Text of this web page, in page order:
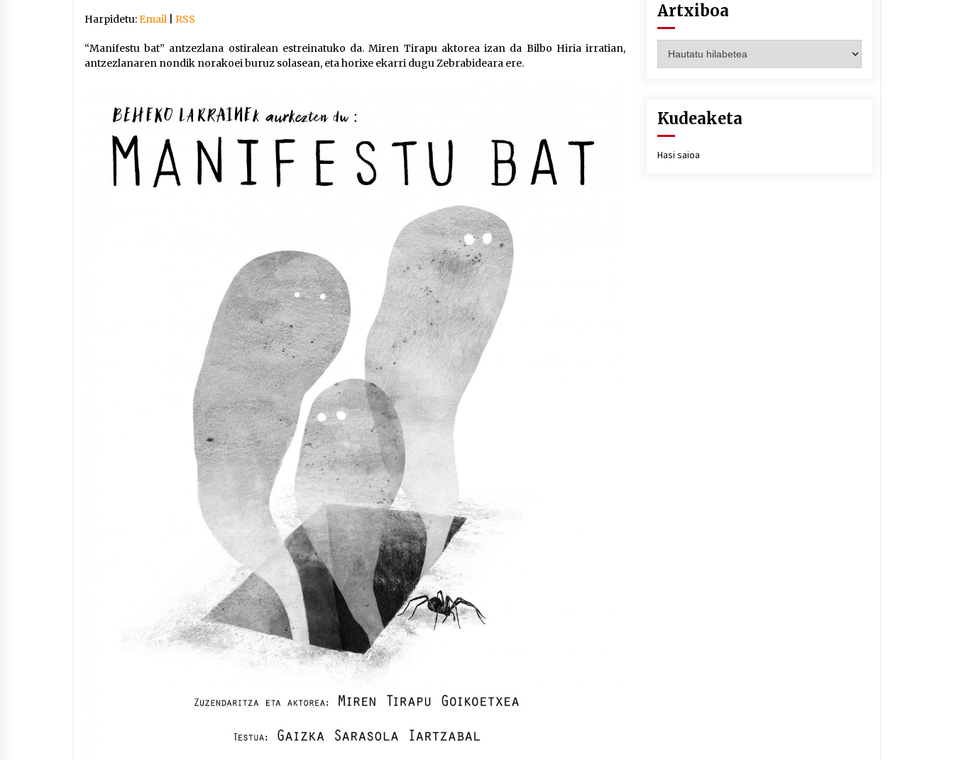
jaisteko.
Harpidetu:Email RSS
“Manifestu bat” antzezlana ostiralean estreinatuko da. Miren Tirapu aktorea izan da Bilbo Hiria irratian,
antzezlanaren nondik norakoei buruz solasean, eta horixe ekarri dugu Zebrabideara ere.
Artxiboa
Kudeaketa
Hasi saioa